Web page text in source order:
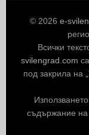
© 2026e-
Всички
svilengrad.com
под закрила на
съдържание на